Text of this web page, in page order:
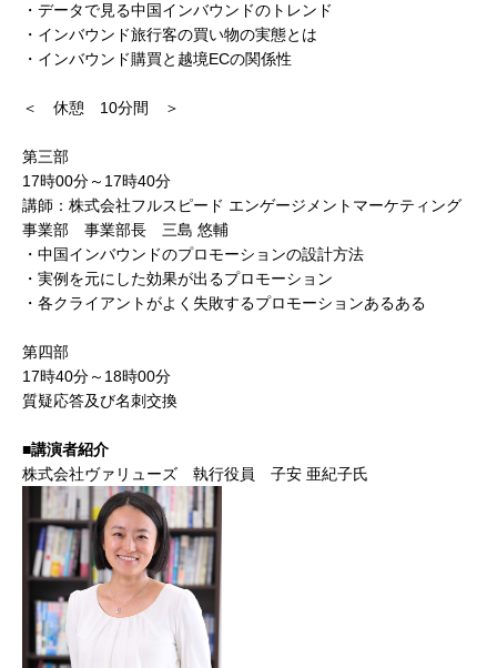
・データで見る中国インバウンドのトレンド
・インバウンド旅行客の買い物の実態とは
・インバウンド購買と越境ECの関係性
＜ 休憩 10分間 ＞
第三部
17時00分～17時40分
講師：株式会社フルスピード エンゲージメントマーケティング
事業部 事業部長 三島 悠輔
・中国インバウンドのプロモーションの設計方法
・実例を元にした効果が出るプロモーション
・各クライアントがよく失敗するプロモーションあるある
第四部
17時40分～18時00分
質疑応答及び名刺交換
■講演者紹介
株式会社ヴァリューズ 執行役員 子安 亜紀子氏